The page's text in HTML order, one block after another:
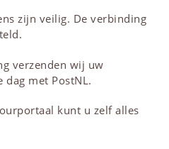
zijn veilig. De verbinding
verzenden wij uw
dag met PostNL.
kunt u zelf alles